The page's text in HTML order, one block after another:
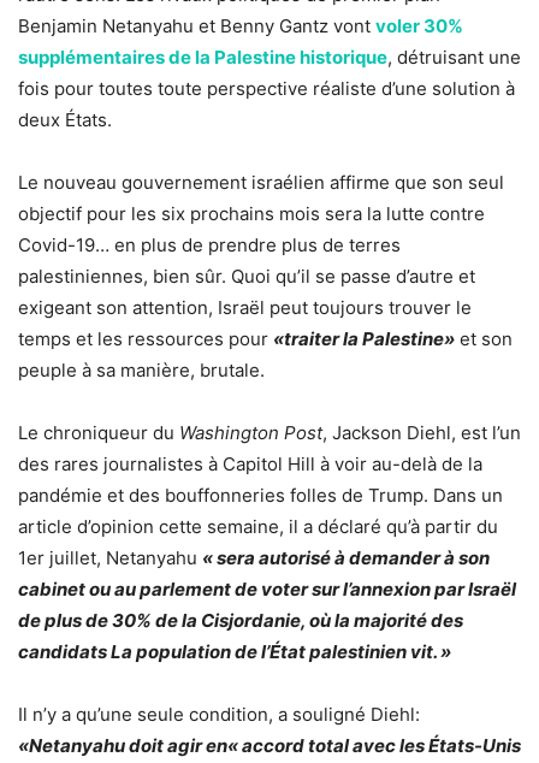
Benjamin Netanyahu et Benny Gantz vont voler 30%
supplémentaires de la Palestine historique, détruisant une
fois pour toutes toute perspective réaliste d’une solution à
deux États.
Le nouveau gouvernement israélien affirme que son seul
objectif pour les six prochains mois sera la lutte contre
Covid-19… en plus de prendre plus de terres
palestiniennes, bien sûr. Quoi qu’il se passe d’autre et
exigeant son attention, Israël peut toujours trouver le
temps et les ressources pour «traiter la Palestine» et son
peuple à sa manière, brutale.
Le chroniqueur du Washington Post, Jackson Diehl, est l’un
des rares journalistes à Capitol Hill à voir au-delà de la
pandémie et des bouffonneries folles de Trump. Dans un
article d’opinion cette semaine, il a déclaré qu’à partir du
1er juillet, Netanyahu « sera autorisé à demander à son
cabinet ou au parlement de voter sur l’annexion par Israël
de plus de 30% de la Cisjordanie, où la majorité des
candidats La population de l’État palestinien vit. »
Il n’y a qu’une seule condition, a souligné Diehl:
«Netanyahu doit agir en« accord total avec les États-Unis